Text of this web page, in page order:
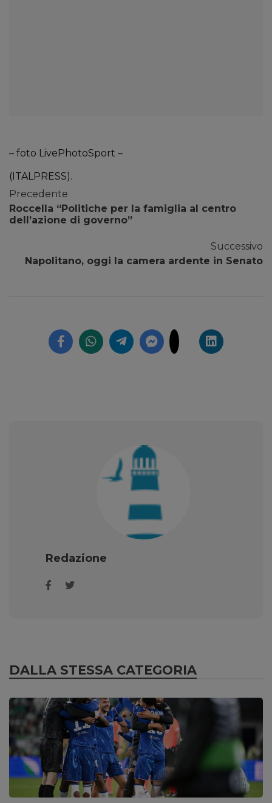
– foto LivePhotoSport –
(ITALPRESS).
Precedente
Roccella “Politiche per la famiglia al centro
dell’azione di governo”
Successivo
Napolitano, oggi la camera ardente in Senato
Redazione
DALLA STESSA CATEGORIA